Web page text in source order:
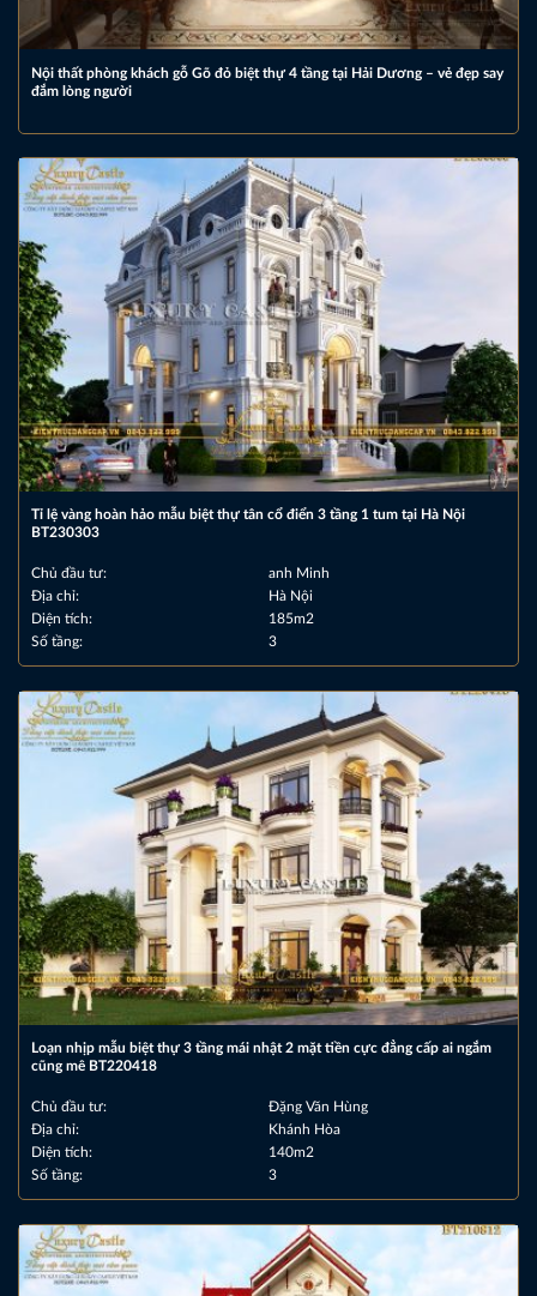
Nội thất phòng khách gỗ Gõ đỏ biệt thự 4 tầng tại Hải Dương – vẻ đẹp say
đắm lòng người
Tỉ lệ vàng hoàn hảo mẫu biệt thự tân cổ điển 3 tầng 1 tum tại Hà Nội
BT230303
Chủ đầu tư:
anh Minh
Địa chỉ:
Hà Nội
Diện tích:
185m2
Số tầng:
3
Loạn nhịp mẫu biệt thự 3 tầng mái nhật 2 mặt tiền cực đẳng cấp ai ngắm
cũng mê BT220418
Chủ đầu tư:
Đặng Văn Hùng
Địa chỉ:
Khánh Hòa
Diện tích:
140m2
Số tầng:
3